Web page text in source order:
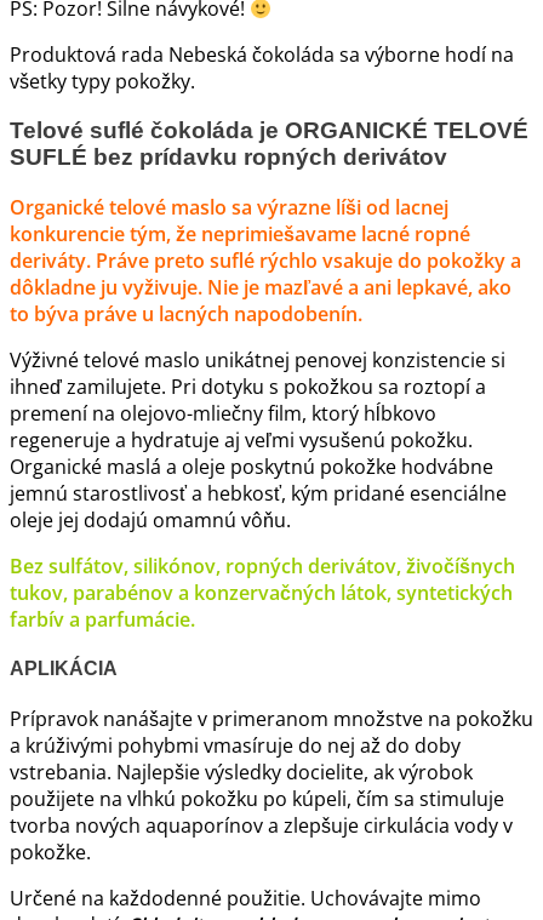
PS: Pozor! Silne návykové!
Produktová rada Nebeská čokoláda sa výborne hodí na
všetky typy pokožky.
Telové suflé čokoláda je ORGANICKÉ TELOVÉ
SUFLÉ bez prídavku ropných derivátov
Organické telové maslo sa výrazne líši od lacnej
konkurencie tým, že neprimiešavame lacné ropné
deriváty. Práve preto suflé rýchlo vsakuje do pokožky a
dôkladne ju vyživuje. Nie je mazľavé a ani lepkavé, ako
to býva práve u lacných napodobenín.
Výživné telové maslo unikátnej penovej konzistencie si
ihneď zamilujete. Pri dotyku s pokožkou sa roztopí a
premení na olejovo-mliečny film, ktorý hĺbkovo
regeneruje a hydratuje aj veľmi vysušenú pokožku.
Organické maslá a oleje poskytnú pokožke hodvábne
jemnú starostlivosť a hebkosť, kým pridané esenciálne
oleje jej dodajú omamnú vôňu.
Bez sulfátov, silikónov, ropných derivátov, živočíšnych
tukov, parabénov a konzervačných látok, syntetických
farbív a parfumácie.
APLIKÁCIA
Prípravok nanášajte v primeranom množstve na pokožku
a krúživými pohybmi vmasíruje do nej až do doby
vstrebania. Najlepšie výsledky docielite, ak výrobok
použijete na vlhkú pokožku po kúpeli, čím sa stimuluje
tvorba nových aquaporínov a zlepšuje cirkulácia vody v
pokožke.
Určené na každodenné použitie. Uchovávajte mimo